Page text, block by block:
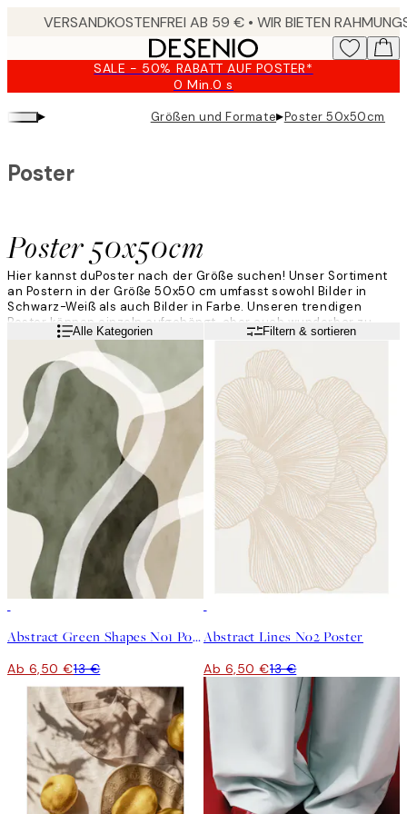
SALE - 50% RABATT AUF POSTER*
0 Min.0 s
Gültig
bis:
2026-
▸ Größen und Formate▸Poster 50x50cm
Poster 50x50cm
Poster
Hier kannst duPoster nach der Größe suchen! Unser Sortiment
an Postern in der Größe 50x50 cm umfasst sowohl Bilder in
Schwarz-Weiß als auch Bilder in Farbe. Unseren trendigen
Poster können einzeln aufgehängt, aber auch wunderbar zu
einer Bilderwand kombiniert werden.
WeiterlesenAlle Kategorien Filtern & sortieren
Abstract Green Shapes No1 Poster
Ab 6,50 €13 €
Abstract Lines No2 Poster
Ab 6,50 €13 €